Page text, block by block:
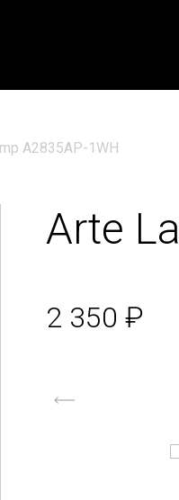
A2835AP-1WH
Arte
2 350 ₽